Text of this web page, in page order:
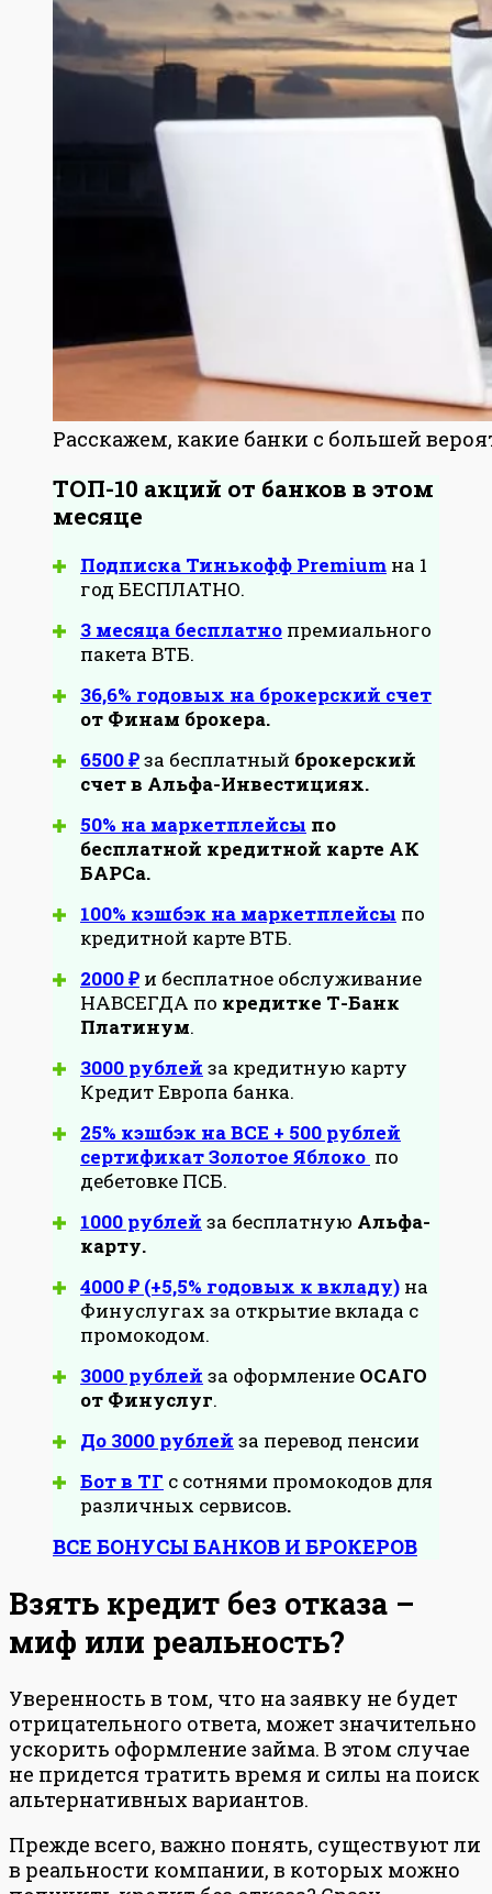
Расскажем, какие банки с большей
ТОП-10 акций от банков в этом
месяце
Подписка Тинькофф Premium на 1
год БЕСПЛАТНО.
3 месяца бесплатно премиального
пакета ВТБ.
36,6% годовых на брокерский счет
от Финам брокера.
6500 ₽за бесплатный брокерский
счет в Альфа-Инвестициях.
50% на маркетплейсы по
бесплатной кредитной карте АК
БАРСа.
100% кэшбэк на маркетплейсы по
кредитной карте ВТБ.
2000 ₽ и бесплатное обслуживание
НАВСЕГДА по кредитке Т-Банк
Платинум.
3000 рублей за кредитную карту
Кредит Европа банка.
25% кэшбэк на ВСЕ + 500 рублей
сертификат Золотое Яблоко по
дебетовке ПСБ.
1000 рублей за бесплатную Альфа-
карту.
4000 ₽ (+5,5% годовых к вкладу) на
Финуслугах за открытие вклада с
промокодом.
3000 рублей за оформление ОСАГО
от Финуслуг.
До 3000 рублей за перевод пенсии
Бот в ТГ с сотнями промокодов для
различных сервисов.
ВСЕ БОНУСЫ БАНКОВ И БРОКЕРОВ
Взять кредит без отказа –
миф или реальность?
Уверенность в том, что на заявку не будет
отрицательного ответа, может значительно
ускорить оформление займа. В этом случае
не придется тратить время и силы на поиск
альтернативных вариантов.
Прежде всего, важно понять, существуют ли
в реальности компании, в которых можно